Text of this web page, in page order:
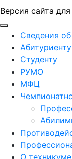
Версия сайта
ГБПОУ "ПАПТ"
Сведения
Абитуриенту
Студенту
РУМО
МФЦ